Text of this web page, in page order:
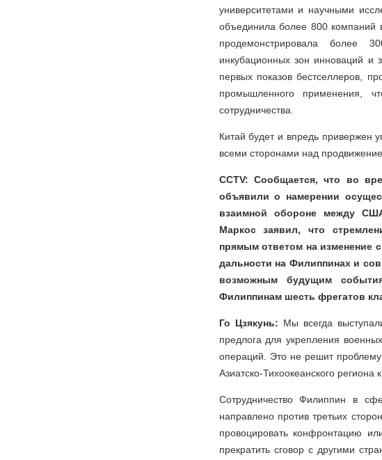
университетами и научными
объединила более 800 компаний
продемонстрировала более
инкубационных зон инноваций и
первых показов бестселлеров,
промышленного применения,
сотрудничества.
Китай будет и впредь привержен
всеми сторонами над
CCTV: Сообщается, что во
объявили о намерении
взаимной обороне между
Маркос заявил, что
прямым ответом на изменение
дальности на Филиппинах и
возможным будущим
Филиппинам шесть фрегатов
Го Цзякунь: Мы всегда
предлога для укрепления
операций. Это не решит
Азиатско-Тихоокеанского региона
Сотрудничество Филиппин в
направлено против третьих
провоцировать конфронтацию
прекратить сговор с другими